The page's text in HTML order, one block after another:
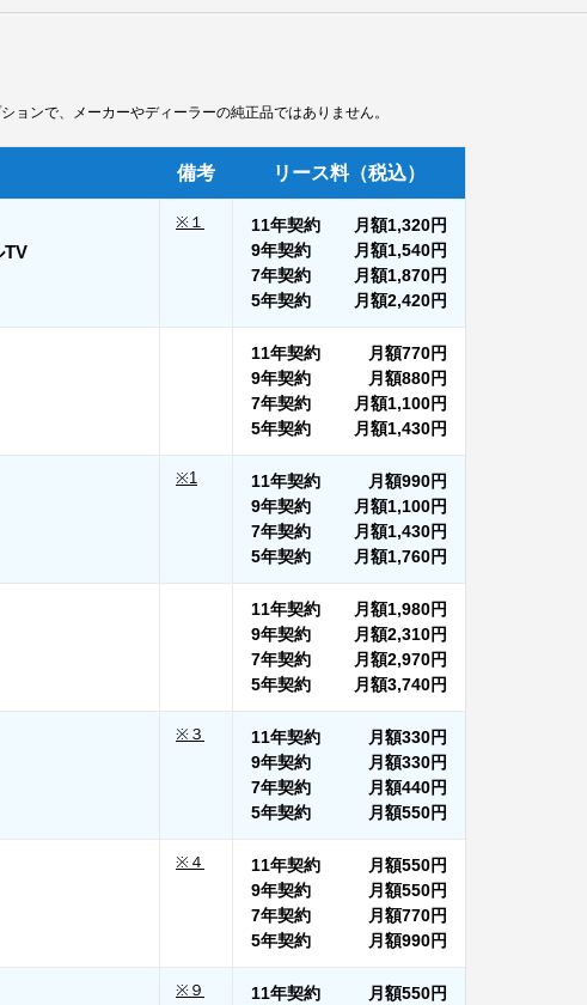
ョンで、メーカーやディーラーの純正品ではありません。
備考 リース料（税込）
TV
※１ 11年契約 月額1,320円
9年契約
月額1,540円
7年契約
月額1,870円
5年契約
月額2,420円
11年契約 月額770円
9年契約
月額880円
7年契約
月額1,100円
5年契約
月額1,430円
※1 11年契約 月額990円
9年契約
月額1,100円
7年契約
月額1,430円
5年契約
月額1,760円
11年契約 月額1,980円
9年契約
月額2,310円
7年契約
月額2,970円
5年契約
月額3,740円
※３ 11年契約 月額330円
9年契約
月額330円
7年契約
月額440円
5年契約
月額550円
※４ 11年契約 月額550円
9年契約
月額550円
7年契約
月額770円
5年契約
月額990円
※９ 11年契約 月額550円